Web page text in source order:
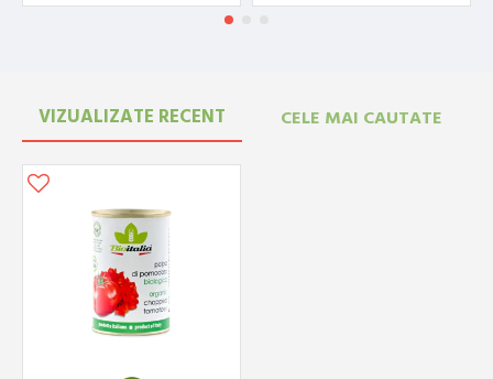
VIZUALIZATE RECENT CELE MAI CAUTATE